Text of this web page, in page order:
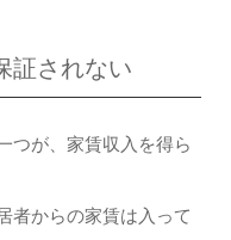
証されない
つが、家賃収入を得ら
者からの家賃は入って